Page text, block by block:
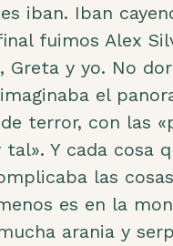
iban. Iban
fuimos Alex
Greta y yo. No
el
terror, con las
tal». Y cada cosa
las
es en la
arania y